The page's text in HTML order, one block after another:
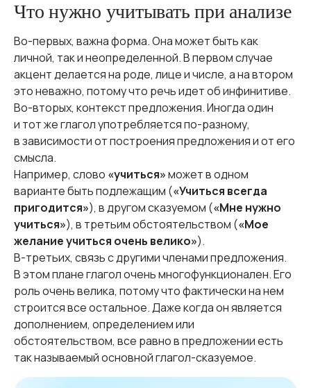
Что нужно учитывать при анализе
Во-первых, важна форма. Она может быть как
личной, так и неопределенной. В первом случае
акцент делается на роде, лице и числе, а на втором
это неважно, потому что речь идет об инфинитиве.
Во-вторых, контекст предложения. Иногда один
и тот же глагол употребляется по-разному,
в зависимости от построения предложения и от его
смысла.
Например, слово «учиться»может в одном
варианте быть подлежащим («Учиться всегда
пригодится»), в другом сказуемом («Мне нужно
учиться»), в третьим обстоятельством («Мое
желание учиться очень велико»).
В-третьих, связь с другими членами предложения.
В этом плане глагол очень многофункционален. Его
роль очень велика, потому что фактически на нем
строится все остальное. Даже когда он является
дополнением, определением или
обстоятельством, все равно в предложении есть
так называемый основной глагол-сказуемое.